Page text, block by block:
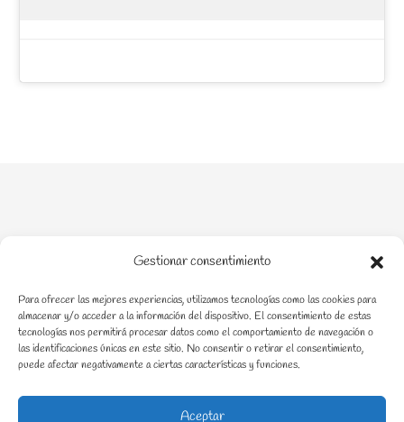
Gestionar consentimiento
Para ofrecer las mejores experiencias, utilizamos tecnologías como las cookies para
almacenar y/o acceder a la información del dispositivo. El consentimiento de estas
tecnologías nos permitirá procesar datos como el comportamiento de navegación o
las identificaciones únicas en este sitio. No consentir o retirar el consentimiento,
puede afectar negativamente a ciertas características y funciones.
Aceptar
Acompañamiento en crianza en procesos de enfermedad